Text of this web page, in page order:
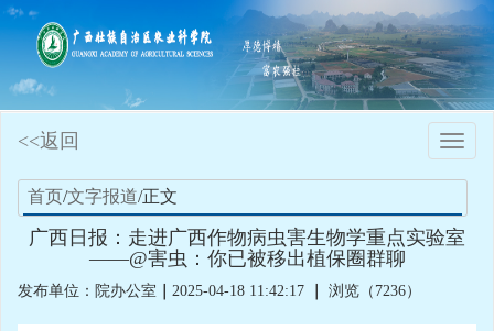
Toggle
<<返回
首页/文字报道/正文
广西日报：走进广西作物病虫害生物学重点实验室
——@害虫：你已被移出植保圈群聊
发布单位：院办公室 2025-04-18 11:42:17 浏览（7236）